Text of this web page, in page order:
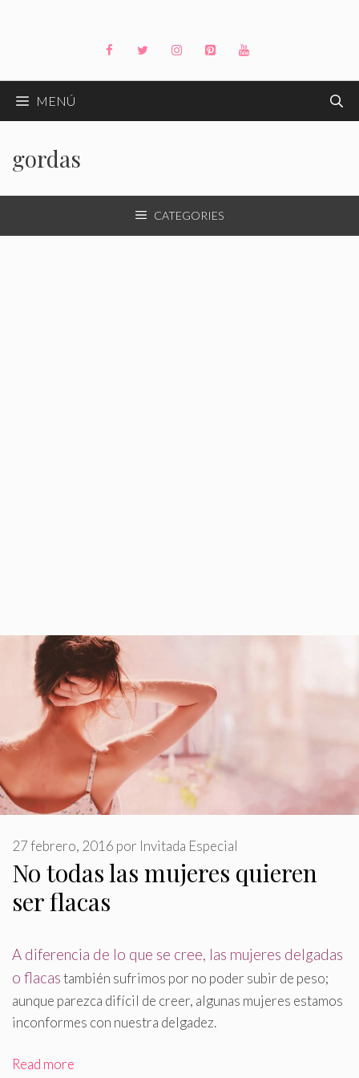
MENÚ
gordas
CATEGORIES
No todas las mujeres quieren
ser flacas
27 febrero, 2016 por Invitada Especial
A diferencia de lo que se cree, las mujeres delgadas
o flacastambién sufrimos por no poder subir de peso;
aunque parezca difícil de creer, algunas mujeres estamos
inconformes con nuestra delgadez.
Read more